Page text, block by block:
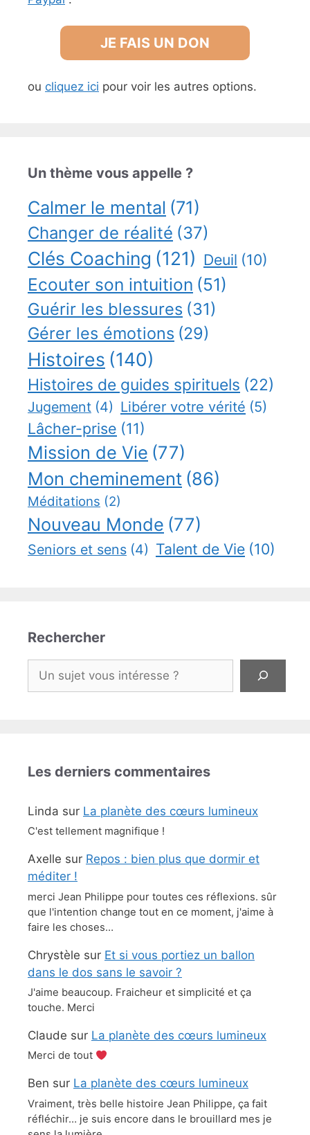
JE FAIS UN DON
ou cliquez ici pour voir les autres options.
Un thème vous appelle ?
Calmer le mental (71)
Changer de réalité (37)
Clés Coaching (121) Deuil (10)
Ecouter son intuition (51)
Guérir les blessures (31)
Gérer les émotions (29)
Histoires (140)
Histoires de guides spirituels (22)
Jugement (4) Libérer votre vérité (5)
Lâcher-prise (11)
Mission de Vie (77)
Mon cheminement (86)
Méditations (2)
Nouveau Monde (77)
Seniors et sens (4) Talent de Vie (10)
Rechercher
Les derniers commentaires
Linda sur La planète des cœurs lumineux
C'est tellement magnifique !
Axelle sur Repos : bien plus que dormir et
méditer !
merci Jean Philippe pour toutes ces réflexions. sûr
que l'intention change tout en ce moment, j'aime à
faire les choses…
Chrystèle sur Et si vous portiez un ballon
dans le dos sans le savoir ?
J'aime beaucoup. Fraicheur et simplicité et ça
touche. Merci
Claude sur La planète des cœurs lumineux
Merci de tout
Ben sur La planète des cœurs lumineux
Vraiment, très belle histoire Jean Philippe, ça fait
réfléchir… je suis encore dans le brouillard mes je